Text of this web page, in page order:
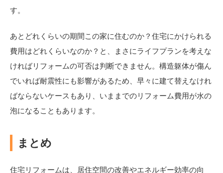
す。
あとどれくらいの期間この家に住むのか？住宅にかけられる
費用はどれくらいなのか？と、まさにライフプランを考えな
ければリフォームの可否は判断できません。構造躯体が傷ん
でいれば耐震性にも影響があるため、早々に建て替えなけれ
ばならないケースもあり、いままでのリフォーム費用が水の
泡になることもあります。
まとめ
住宅リフォームは、居住空間の改善やエネルギー効率の向